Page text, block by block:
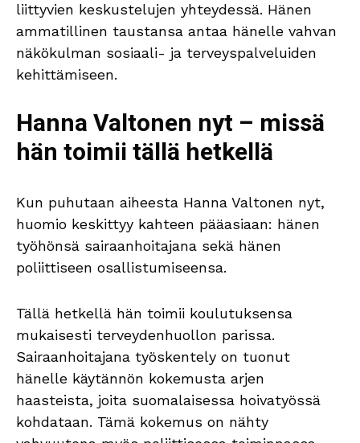
liittyvien keskustelujen yhteydessä. Hänen
ammatillinen taustansa antaa hänelle vahvan
näkökulman sosiaali- ja terveyspalveluiden
kehittämiseen.
Hanna Valtonen nyt – missä
hän toimii tällä hetkellä
Kun puhutaan aiheesta Hanna Valtonen nyt,
huomio keskittyy kahteen pääasiaan: hänen
työhönsä sairaanhoitajana sekä hänen
poliittiseen osallistumiseensa.
Tällä hetkellä hän toimii koulutuksensa
mukaisesti terveydenhuollon parissa.
Sairaanhoitajana työskentely on tuonut
hänelle käytännön kokemusta arjen
haasteista, joita suomalaisessa hoivatyössä
kohdataan. Tämä kokemus on nähty